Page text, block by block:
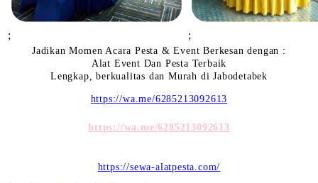
; ;
Jadikan Momen Acara Pesta & Event Berkesan dengan :
Alat Event Dan Pesta Terbaik
Lengkap, berkualitas dan Murah di Jabodetabek
https://wa.me/6285213092613
https://wa.me/6285213092613
https://sewa-alatpesta.com/